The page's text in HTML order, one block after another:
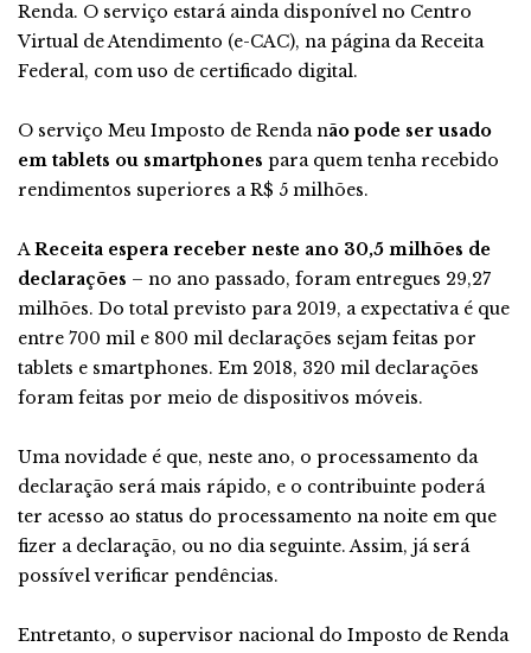
Renda. O serviço estará ainda disponível no Centro
Virtual de Atendimento (e-CAC), na página da Receita
Federal, com uso de certificado digital.
O serviço Meu Imposto de Renda não pode ser usado
em tablets ou smartphones para quem tenha recebido
rendimentos superiores a R$ 5 milhões.
AReceita espera receber neste ano 30,5 milhões de
declarações – no ano passado, foram entregues 29,27
milhões. Do total previsto para 2019, a expectativa é que
entre 700 mil e 800 mil declarações sejam feitas por
tablets e smartphones. Em 2018, 320 mil declarações
foram feitas por meio de dispositivos móveis.
Uma novidade é que, neste ano, o processamento da
declaração será mais rápido, e o contribuinte poderá
ter acesso ao status do processamento na noite em que
fizer a declaração, ou no dia seguinte. Assim, já será
possível verificar pendências.
Entretanto, o supervisor nacional do Imposto de Renda